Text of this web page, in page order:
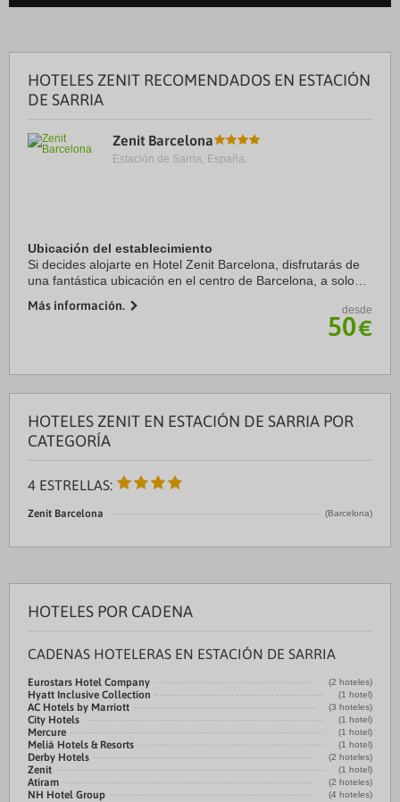
HOTELES ZENIT RECOMENDADOS EN ESTACIÓN
DE SARRIA
Zenit Barcelona
Estación de Sarria, España.
Ubicación del establecimiento
Si decides alojarte en Hotel Zenit Barcelona, disfrutarás de
una fantástica ubicación en el centro de Barcelona, a solo
Además, este hotel se ...
Más información. desde
50€
HOTELES ZENIT EN ESTACIÓN DE SARRIA POR
CATEGORÍA
4 ESTRELLAS:
Zenit Barcelona (Barcelona)
HOTELES POR CADENA
CADENAS HOTELERAS EN ESTACIÓN DE SARRIA
Eurostars Hotel Company (2 hoteles)
Hyatt Inclusive Collection (1 hotel)
AC Hotels by Marriott (3 hoteles)
City Hotels (1 hotel)
Mercure (1 hotel)
Meliá Hotels & Resorts (1 hotel)
Derby Hotels (2 hoteles)
Zenit (1 hotel)
Atiram (2 hoteles)
NH Hotel Group (4 hoteles)